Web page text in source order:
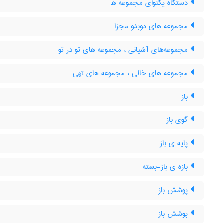
دستگاه یکنوای مجموعه ها
مجموعه های دوبدو مجزا
مجموعه‌های آشیانی ، مجموعه های تو در تو
مجموعه های خالی ، مجموعه های تهی
باز
گوی باز
پایه ی باز
بازه ی باز-بسته
پوشش باز
پوشش باز